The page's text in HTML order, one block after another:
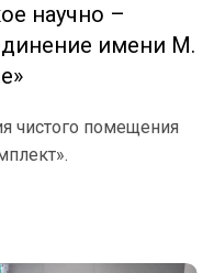
научно –
имени М.
чистого помещения